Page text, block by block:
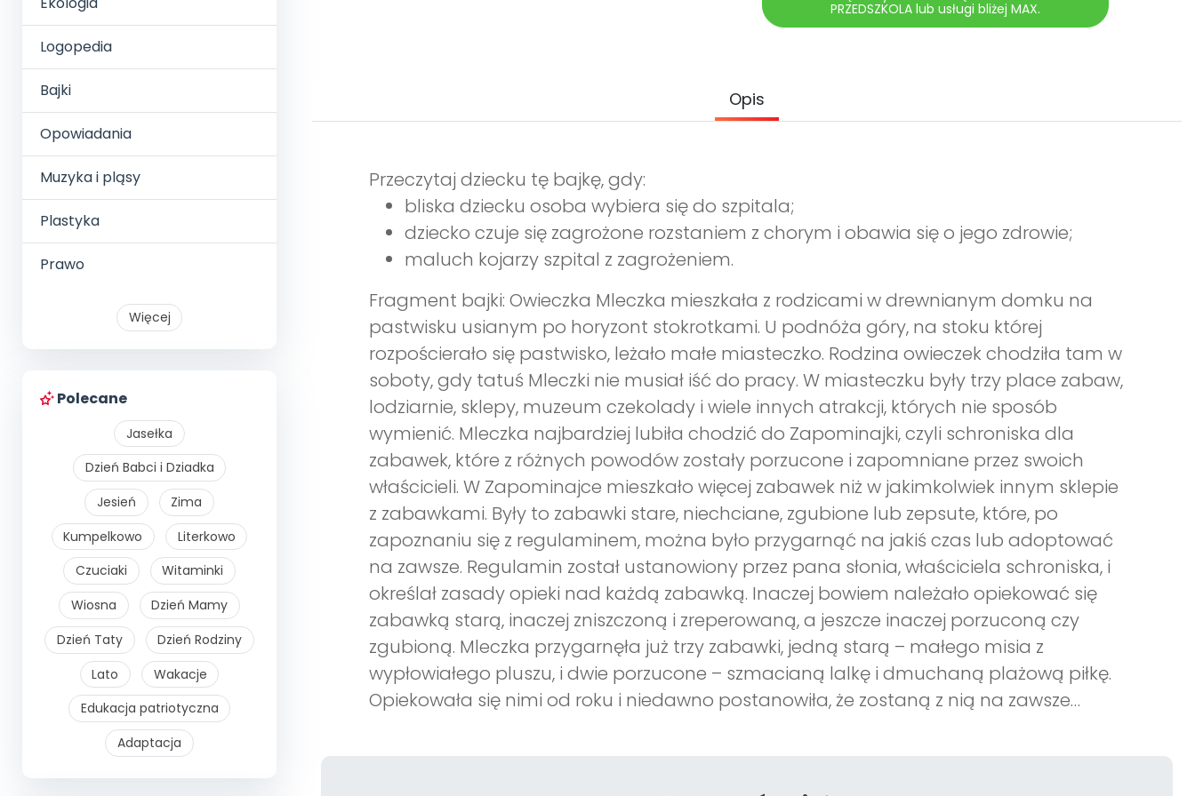
Logopedia
Bajki
Opowiadania
Muzyka i pląsy
Plastyka
Prawo
Więcej
Polecane
Jasełka
Dzień Babci i Dziadka
Jesień
Zima
Kumpelkowo
Literkowo
Czuciaki
Witaminki
Wiosna
Dzień Mamy
Dzień Taty
Dzień Rodziny
Lato
Wakacje
Edukacja patriotyczna
Adaptacja
PRZEDSZKOLA lub usługi bliżej MAX.
Opis
Przeczytaj dziecku tę bajkę, gdy:
bliska dziecku osoba wybiera się do szpitala;
dziecko czuje się zagrożone rozstaniem z chorym i obawia się o jego zdrowie;
maluch kojarzy szpital z zagrożeniem.
Fragment bajki: Owieczka Mleczka mieszkała z rodzicami w drewnianym domku na
pastwisku usianym po horyzont stokrotkami. U podnóża góry, na stoku której
rozpościerało się pastwisko, leżało małe miasteczko. Rodzina owieczek chodziła tam w
soboty, gdy tatuś Mleczki nie musiał iść do pracy. W miasteczku były trzy place zabaw,
lodziarnie, sklepy, muzeum czekolady i wiele innych atrakcji, których nie sposób
wymienić. Mleczka najbardziej lubiła chodzić do Zapominajki, czyli schroniska dla
zabawek, które z różnych powodów zostały porzucone i zapomniane przez swoich
właścicieli. W Zapominajce mieszkało więcej zabawek niż w jakimkolwiek innym sklepie
z zabawkami. Były to zabawki stare, niechciane, zgubione lub zepsute, które, po
zapoznaniu się z regulaminem, można było przygarnąć na jakiś czas lub adoptować
na zawsze. Regulamin został ustanowiony przez pana słonia, właściciela schroniska, i
określał zasady opieki nad każdą zabawką. Inaczej bowiem należało opiekować się
zabawką starą, inaczej zniszczoną i zreperowaną, a jeszcze inaczej porzuconą czy
zgubioną. Mleczka przygarnęła już trzy zabawki, jedną starą – małego misia z
wypłowiałego pluszu, i dwie porzucone – szmacianą lalkę i dmuchaną plażową piłkę.
Opiekowała się nimi od roku i niedawno postanowiła, że zostaną z nią na zawsze…